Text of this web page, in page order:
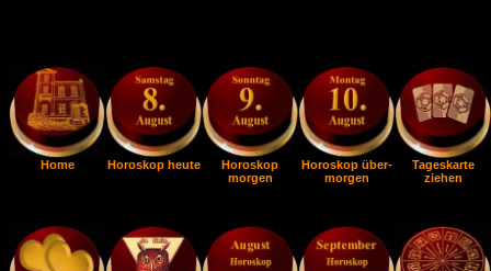
Home Horoskop heute
Horoskop
morgen
Horoskop über-
morgen
Tageskarte
ziehen